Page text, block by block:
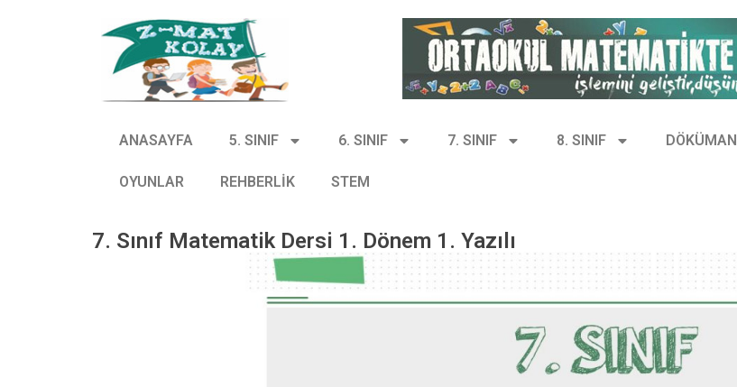
ANASAYFA 5. SINIF 6. SINIF 7. SINIF 8. SINIF DÖKÜMAN
OYUNLAR REHBERLİK STEM
7. Sınıf Matematik Dersi 1. Dönem 1. Yazılı